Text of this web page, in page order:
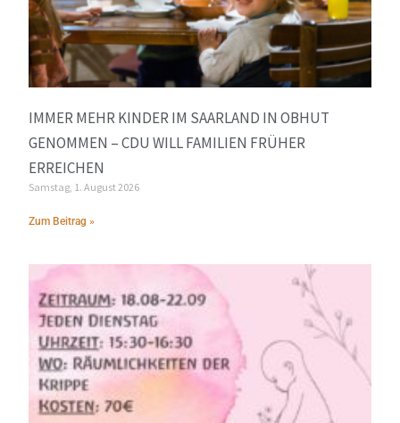
IMMER MEHR KINDER IM SAARLAND IN OBHUT
GENOMMEN – CDU WILL FAMILIEN FRÜHER
ERREICHEN
Samstag, 1. August 2026
Zum Beitrag »